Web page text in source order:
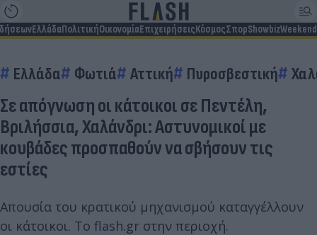
ΕλλάδαΠολιτικήΟικονομίαΕπιχειρήσειςΚόσμοςΣπορShowbizWeekend
Ελλάδα Φωτιά Αττική Πυροσβεστική
Σε απόγνωση οι κάτοικοι σε Πεντέλη,
Βριλήσσια, Χαλάνδρι: Αστυνομικοί με
κουβάδες προσπαθούν να σβήσουν τις
εστίες
Απουσία του κρατικού μηχανισμού καταγγέλλουν
οι κάτοικοι. Το flash.gr στην περιοχή.